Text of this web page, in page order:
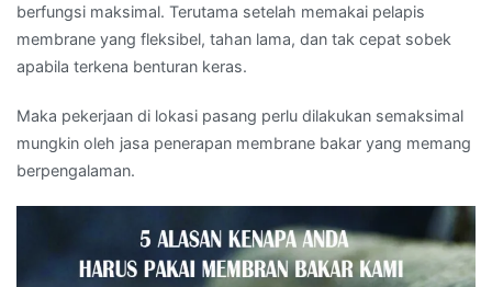
berfungsi maksimal. Terutama setelah memakai pelapis
membrane yang fleksibel, tahan lama, dan tak cepat sobek
apabila terkena benturan keras.
Maka pekerjaan di lokasi pasang perlu dilakukan semaksimal
mungkin oleh jasa penerapan membrane bakar yang memang
berpengalaman.